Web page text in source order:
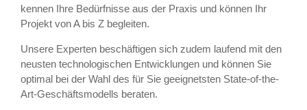
kennen Ihre Bedürfnisse aus der Praxis und können Ihr
Projekt von A bis Z begleiten.
Unsere Experten beschäftigen sich zudem laufend mit den
neusten technologischen Entwicklungen und können Sie
optimal bei der Wahl des für Sie geeignetsten State-of-the-
Art-Geschäftsmodells beraten.